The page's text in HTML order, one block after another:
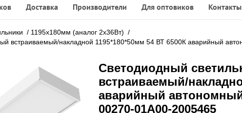
Доставка Производители Для оптовиков Контакты
/ 1195х180мм (аналог 2х36Вт) /
встраиваемый/накладной 1195*180*50мм 54 ВТ 6500К аварийный
Светодиодный
встраиваемый/
аварийный автономный
00270-01A00-2005465